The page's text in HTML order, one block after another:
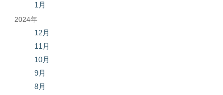
1月
2024年
12月
11月
10月
9月
8月